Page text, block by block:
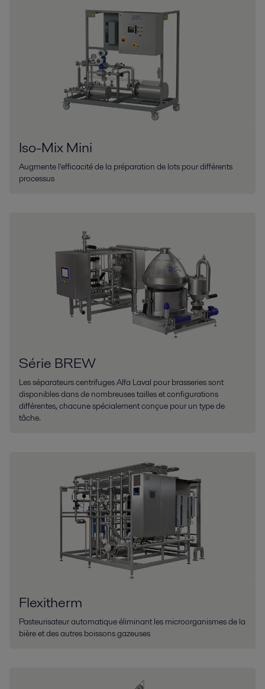
Iso-Mix Mini
Augmente l'efficacité de la préparation de lots pour différents
processus
Série BREW
Les séparateurs centrifuges Alfa Laval pour brasseries sont
disponibles dans de nombreuses tailles et configurations
différentes, chacune spécialement conçue pour un type de
tâche.
Flexitherm
Pasteurisateur automatique éliminant les microorganismes de la
bière et des autres boissons gazeuses